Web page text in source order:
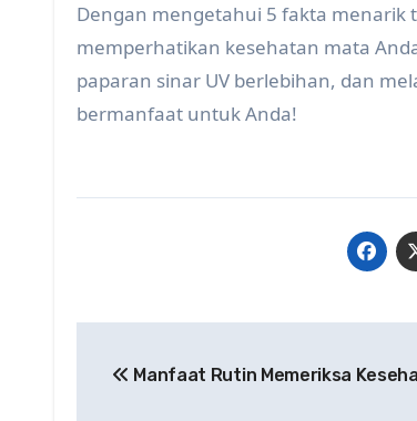
Dengan mengetahui 5 fakta menarik
memperhatikan kesehatan mata
paparan sinar UV berlebihan, dan
bermanfaat untuk Anda!
navigation
Manfaat Rutin Memeriksa